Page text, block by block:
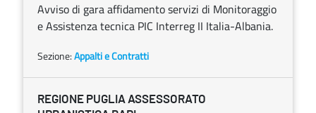
Avviso di gara affidamento servizi di Monitoraggio
e Assistenza tecnica PIC Interreg II Italia-Albania.
Sezione:Appalti e Contratti
REGIONE PUGLIA ASSESSORATO